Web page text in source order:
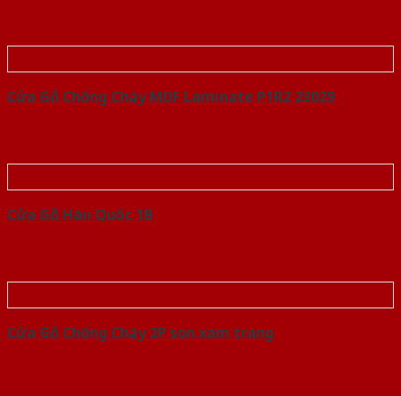
Cửa Gỗ Chống Cháy MDF Laminate P1R2 23029
Cửa Gỗ Hàn Quốc 1B
Cửa Gỗ Chống Cháy 2P son xam trang